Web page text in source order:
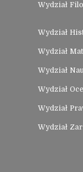
Wydział
Wydział
Wydział
Wydział
Wydział
Wydział
Wydział